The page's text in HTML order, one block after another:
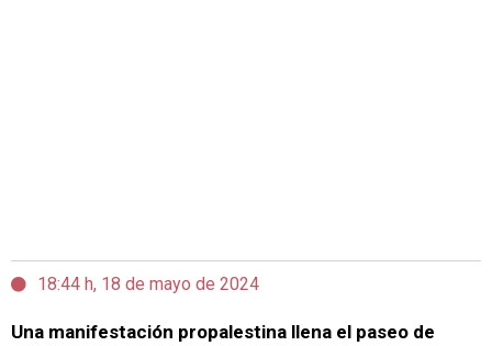
18:44 h, 18 de mayo de 2024
Una manifestación propalestina llena el paseo de